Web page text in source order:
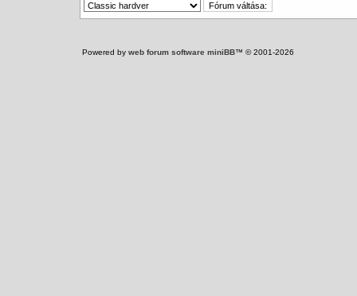
Powered by web forum software miniBB™ © 2001-2026